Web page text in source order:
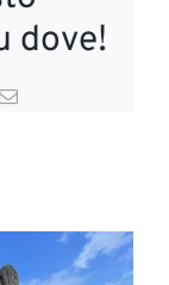
dove!
Email